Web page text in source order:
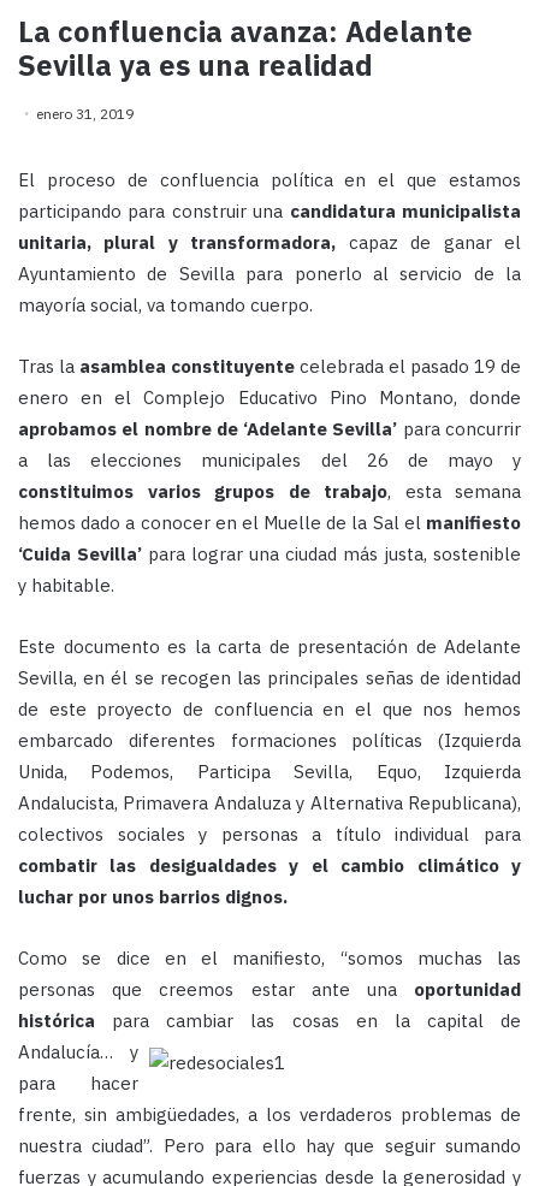
La confluencia avanza: Adelante
Sevilla ya es una realidad
enero 31, 2019
El proceso de confluencia política en el que estamos
participando para construir una candidatura municipalista
unitaria, plural y transformadora, capaz de ganar el
Ayuntamiento de Sevilla para ponerlo al servicio de la
mayoría social, va tomando cuerpo.
Tras la asamblea constituyente celebrada el pasado 19 de
enero en el Complejo Educativo Pino Montano, donde
aprobamos el nombre de ‘Adelante Sevilla’ para concurrir
a las elecciones municipales del 26 de mayo y
constituimos varios grupos de trabajo, esta semana
hemos dado a conocer en el Muelle de la Sal el manifiesto
‘Cuida Sevilla’ para lograr una ciudad más justa, sostenible
y habitable.
Este documento es la carta de presentación de Adelante
Sevilla, en él se recogen las principales señas de identidad
de este proyecto de confluencia en el que nos hemos
embarcado diferentes formaciones políticas (Izquierda
Unida, Podemos, Participa Sevilla, Equo, Izquierda
Andalucista, Primavera Andaluza y Alternativa Republicana),
colectivos sociales y personas a título individual para
combatir las desigualdades y el cambio climático y
luchar por unos barrios dignos.
Como se dice en el manifiesto, “somos muchas las
personas que creemos estar ante una oportunidad
histórica para cambiar las cosas en la capital de
Andalucía… y
para hacer
frente, sin ambigüedades, a los verdaderos problemas de
nuestra ciudad”. Pero para ello hay que seguir sumando
fuerzas y acumulando experiencias desde la generosidad y